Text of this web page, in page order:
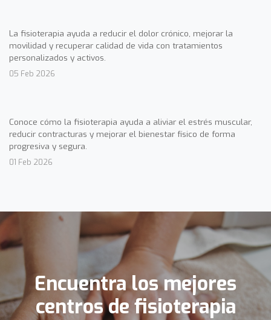
La fisioterapia ayuda a reducir el dolor crónico, mejorar la
movilidad y recuperar calidad de vida con tratamientos
personalizados y activos.
05 Feb 2026
Conoce cómo la fisioterapia ayuda a aliviar el estrés muscular,
reducir contracturas y mejorar el bienestar físico de forma
progresiva y segura.
01 Feb 2026
Encuentra los mejores
centros de fisioterapia